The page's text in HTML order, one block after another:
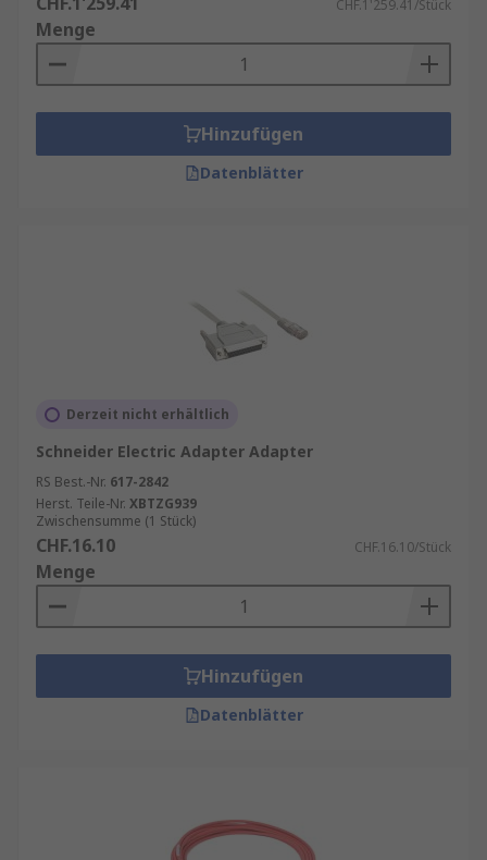
CHF.1'259.41/Stück
Menge
Hinzufügen
Datenblätter
Derzeit nicht erhältlich
Schneider Electric Adapter Adapter
RS Best.-Nr. 617-2842
Herst. Teile-Nr. XBTZG939
Zwischensumme (1 Stück)
CHF.16.10 CHF.16.10/Stück
Menge
Hinzufügen
Datenblätter